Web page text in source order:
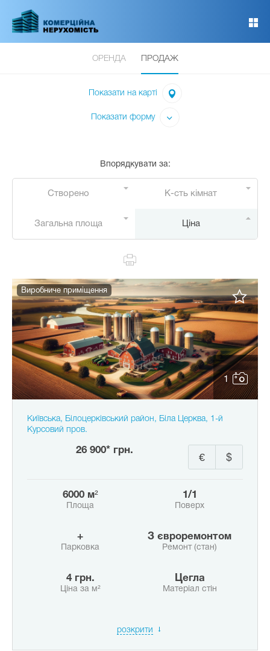
основного
ОРЕНДА ПРОДАЖ
Показати на карті
Показати форму
Впорядкувати за:
Створено К-сть кімнат
Загальна площа Ціна
1
Виробниче приміщення
Київська, Білоцерківський район, Біла Церква, 1-й
Курсовий пров.
26 900* грн.
$
€
6000 м²
Площа
1/1
Поверх
+
Парковка
з євроремонтом
Ремонт (стан)
4 грн.
Ціна за м²
Цегла
Матеріал стін
розкрити